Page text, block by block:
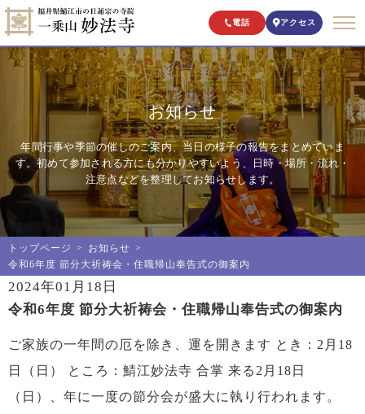
電話 アクセス
お知らせ
年間行事や季節の催しのご案内、当日の様子の報告をまとめていま
す。初めて参加される方にも分かりやすいよう、日時・場所・流れ・
注意点などを整理してお知らせします。
トップページ
お知らせ
令和6年度 節分大祈祷会・住職帰山奉告式の御案内
2024年01月18日
令和6年度 節分大祈祷会・住職帰山奉告式の御案内
ご家族の一年間の厄を除き、運を開きます とき：2月18
日（日） ところ：鯖江妙法寺 合掌 来る2月18日
（日）、年に一度の節分会が盛大に執り行われます。